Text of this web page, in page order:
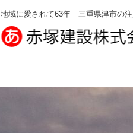
地域に愛されて63年 三重県津市の